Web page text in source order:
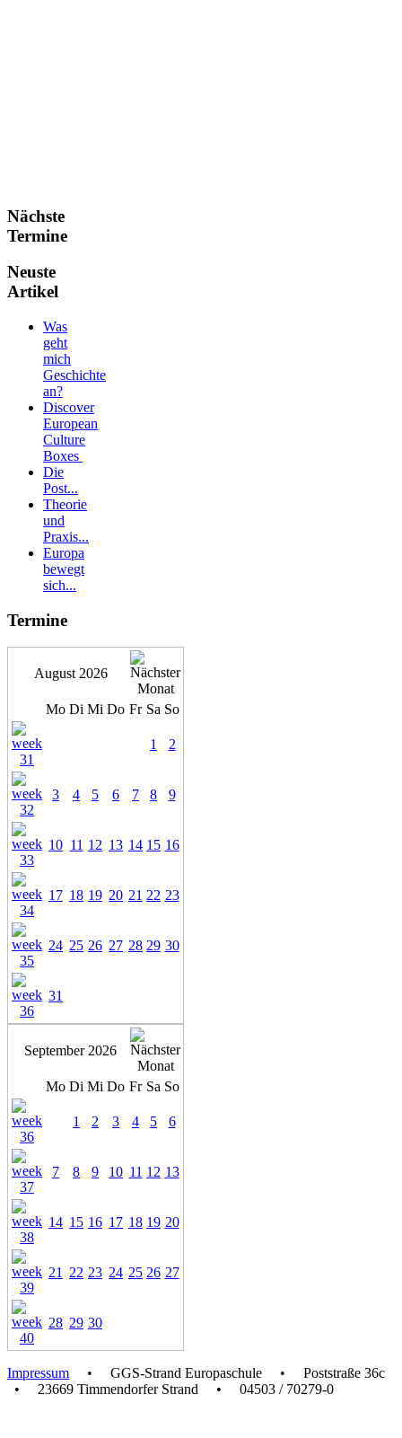
Nächste
Termine
Neuste
Artikel
Was
geht
mich
Geschichte
an?
Discover
European
Culture
Boxes
Die
Post...
Theorie
und
Praxis...
Europa
bewegt
sich...
Termine
August 2026
Mo Di Mi Do Fr Sa So
1 2
3 4 5 6 7 8 9
10 11 12 13 14 15 16
17 18 19 20 21 22 23
24 25 26 27 28 29 30
31
September 2026
Mo Di Mi Do Fr Sa So
1 2 3 4 5 6
7 8 9 10 11 12 13
14 15 16 17 18 19 20
21 22 23 24 25 26 27
28 29 30
Impressum • GGS-Strand Europaschule • Poststraße 36c
• 23669 Timmendorfer Strand • 04503 / 70279-0